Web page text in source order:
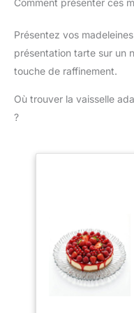
Comment présenter ces
Présentez vos
présentation tarte sur un
touche de raffinement.
Où trouver la vaisselle
?